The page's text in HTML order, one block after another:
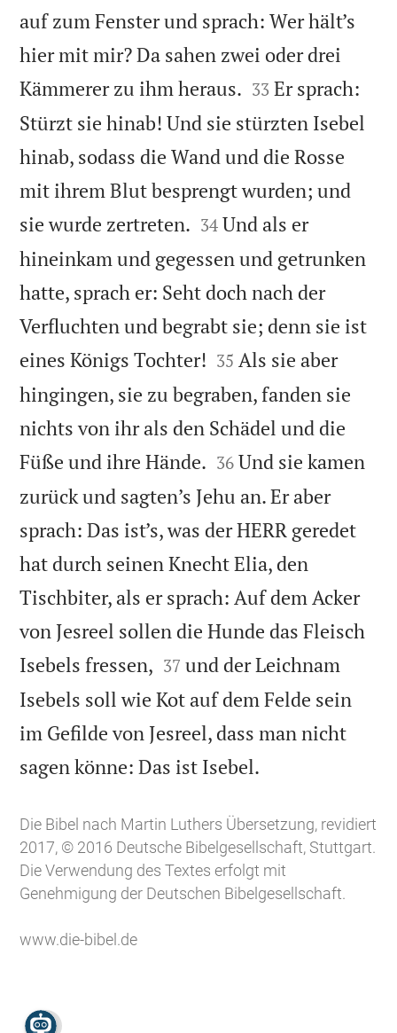
auf zum Fenster und sprach: Wer hält’s
hier mit mir? Da sahen zwei oder drei
Kämmerer zu ihm heraus. 

33 Er sprach:
Stürzt sie hinab! Und sie stürzten Isebel
hinab, sodass die Wand und die Rosse
mit ihrem Blut besprengt wurden; und
sie wurde zertreten. 

34 Und als er
hineinkam und gegessen und getrunken
hatte, sprach er: Seht doch nach der
Verfluchten und begrabt sie; denn sie ist
eines Königs Tochter! 

35 Als sie aber
hingingen, sie zu begraben, fanden sie
nichts von ihr als den Schädel und die
Füße und ihre Hände. 

36 Und sie kamen
zurück und sagten’s Jehu an. Er aber
sprach: Das ist’s, was der HERR geredet
hat durch seinen Knecht Elia, den
Tischbiter, als er sprach: Auf dem Acker
von Jesreel sollen die Hunde das Fleisch
Isebels fressen, 

37 und der Leichnam
Isebels soll wie Kot auf dem Felde sein
im Gefilde von Jesreel, dass man nicht
sagen könne: Das ist Isebel.
Die Bibel nach Martin Luthers Übersetzung, revidiert
2017, © 2016 Deutsche Bibelgesellschaft, Stuttgart.
Die Verwendung des Textes erfolgt mit
Genehmigung der Deutschen Bibelgesellschaft.
www.die-bibel.de